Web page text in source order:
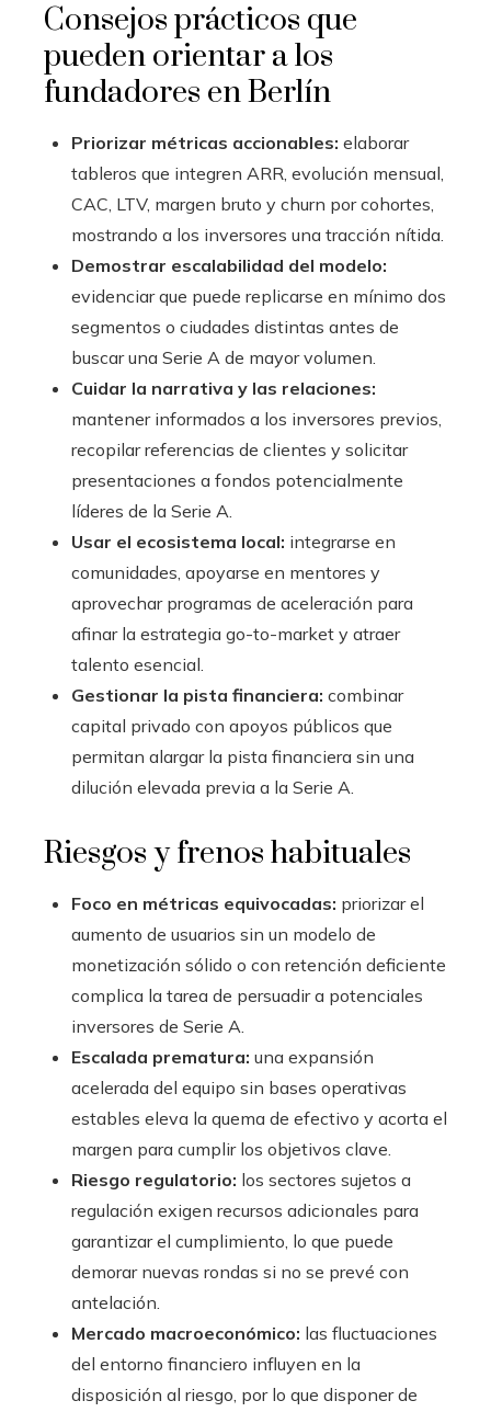
Consejos prácticos que
pueden orientar a los
fundadores en Berlín
Priorizar métricas accionables: elaborar
tableros que integren ARR, evolución mensual,
CAC, LTV, margen bruto y churn por cohortes,
mostrando a los inversores una tracción nítida.
Demostrar escalabilidad del modelo:
evidenciar que puede replicarse en mínimo dos
segmentos o ciudades distintas antes de
buscar una Serie A de mayor volumen.
Cuidar la narrativa y las relaciones:
mantener informados a los inversores previos,
recopilar referencias de clientes y solicitar
presentaciones a fondos potencialmente
líderes de la Serie A.
Usar el ecosistema local: integrarse en
comunidades, apoyarse en mentores y
aprovechar programas de aceleración para
afinar la estrategia go-to-market y atraer
talento esencial.
Gestionar la pista financiera: combinar
capital privado con apoyos públicos que
permitan alargar la pista financiera sin una
dilución elevada previa a la Serie A.
Riesgos y frenos habituales
Foco en métricas equivocadas: priorizar el
aumento de usuarios sin un modelo de
monetización sólido o con retención deficiente
complica la tarea de persuadir a potenciales
inversores de Serie A.
Escalada prematura: una expansión
acelerada del equipo sin bases operativas
estables eleva la quema de efectivo y acorta el
margen para cumplir los objetivos clave.
Riesgo regulatorio: los sectores sujetos a
regulación exigen recursos adicionales para
garantizar el cumplimiento, lo que puede
demorar nuevas rondas si no se prevé con
antelación.
Mercado macroeconómico: las fluctuaciones
del entorno financiero influyen en la
disposición al riesgo, por lo que disponer de